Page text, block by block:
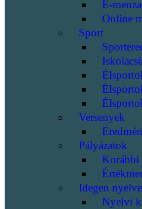
E-menza
Online
Sport
Versenyek
Pályázatok
Korábbi
Idegen
Nyelvi